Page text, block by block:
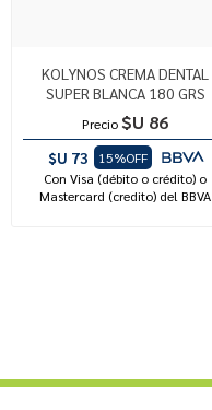
KOLYNOS CREMA DENTAL
SUPER BLANCA 180 GRS
Precio $U 86
$U 73
15%OFF
Con Visa (débito o crédito) o
Mastercard (credito) del BBVA